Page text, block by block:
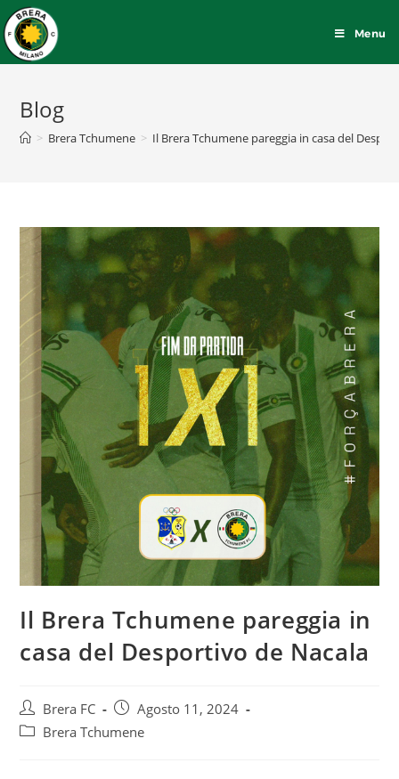
Menu
Blog
> Brera Tchumene > Il Brera Tchumene pareggia in casa del
Il Brera Tchumene pareggia in
casa del Desportivo de Nacala
Brera FC
Agosto 11, 2024
Brera Tchumene